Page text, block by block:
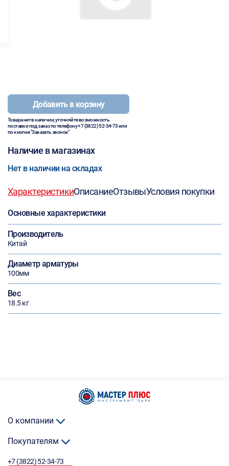
Добавить в корзину
Товара нет в наличии, уточняйте возможность
поставки под заказ по телефону+7 (3822) 52-34-73или
по кнопке "Заказать звонок"
Наличие в магазинах
Нет в наличии на складах
ХарактеристикиОписаниеОтзывыУсловия покупки
Основные характеристики
Производитель
Китай
Диаметр арматуры
100мм
Вес
18.5 кг
О компании
Покупателям
+7 (3822) 52-34-73